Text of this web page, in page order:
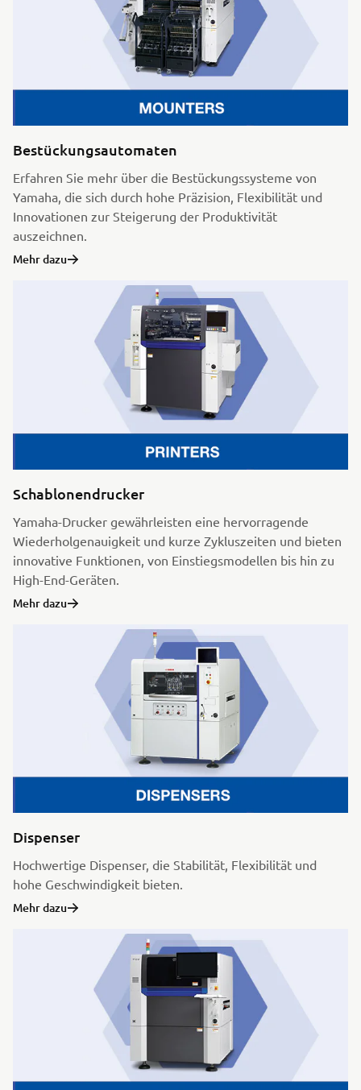
Bestückungsautomaten
Erfahren Sie mehr über die Bestückungssysteme von
Yamaha, die sich durch hohe Präzision, Flexibilität und
Innovationen zur Steigerung der Produktivität
auszeichnen.
Mehr dazu
Schablonendrucker
Yamaha-Drucker gewährleisten eine hervorragende
Wiederholgenauigkeit und kurze Zykluszeiten und bieten
innovative Funktionen, von Einstiegsmodellen bis hin zu
High-End-Geräten.
Mehr dazu
Dispenser
Hochwertige Dispenser, die Stabilität, Flexibilität und
hohe Geschwindigkeit bieten.
Mehr dazu